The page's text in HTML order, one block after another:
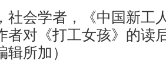
社会学者，《中国新工
者对《打工女孩》的读
所加）